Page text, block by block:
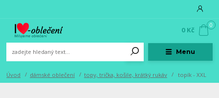
Menu
0
0 Kč
Úvod dámské oblečení topy, trička, košile, krátký rukáv topík - XXL